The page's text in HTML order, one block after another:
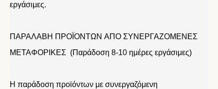
εργάσιμες.
ΠΑΡΑΛΑΒΗ ΠΡΟΪΟΝΤΩΝ ΑΠΟ ΣΥΝΕΡΓΑΖΟΜΕΝΕΣ
ΜΕΤΑΦΟΡΙΚΕΣ (Παράδοση 8-10 ημέρες εργάσιμες)
Η παράδοση προϊόντων με συνεργαζόμενη